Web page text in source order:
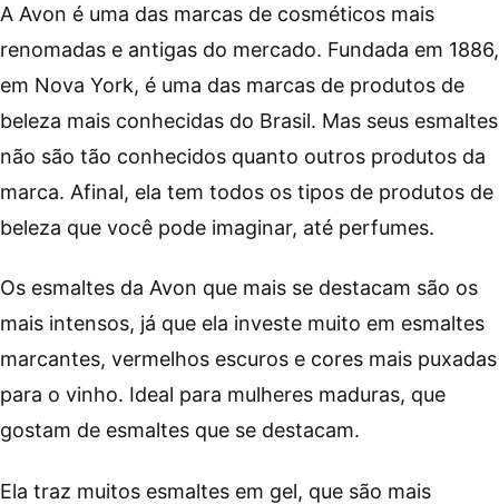
A Avon é uma das marcas de cosméticos mais
renomadas e antigas do mercado. Fundada em 1886,
em Nova York, é uma das marcas de produtos de
beleza mais conhecidas do Brasil. Mas seus esmaltes
não são tão conhecidos quanto outros produtos da
marca. Afinal, ela tem todos os tipos de produtos de
beleza que você pode imaginar, até perfumes.
Os esmaltes da Avon que mais se destacam são os
mais intensos, já que ela investe muito em esmaltes
marcantes, vermelhos escuros e cores mais puxadas
para o vinho. Ideal para mulheres maduras, que
gostam de esmaltes que se destacam.
Ela traz muitos esmaltes em gel, que são mais